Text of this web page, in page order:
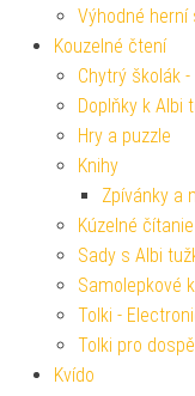
Výhodné herní
Kouzelné čtení
Chytrý školák
Doplňky k Albi
Hry a puzzle
Knihy
Zpívánky a
Kúzelné
Sady s Albi
Samolepkové
Tolki -
Tolki pro
Kvído